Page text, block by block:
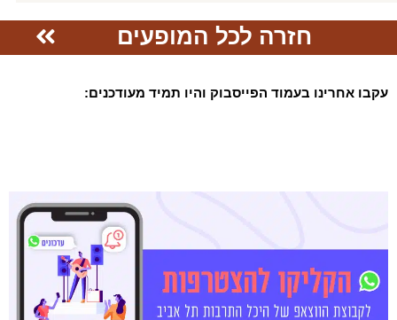
חזרה לכל המופעים
עקבו אחרינו בעמוד הפייסבוק והיו תמיד מעודכנים: